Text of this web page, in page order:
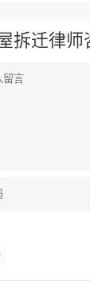
拆迁律